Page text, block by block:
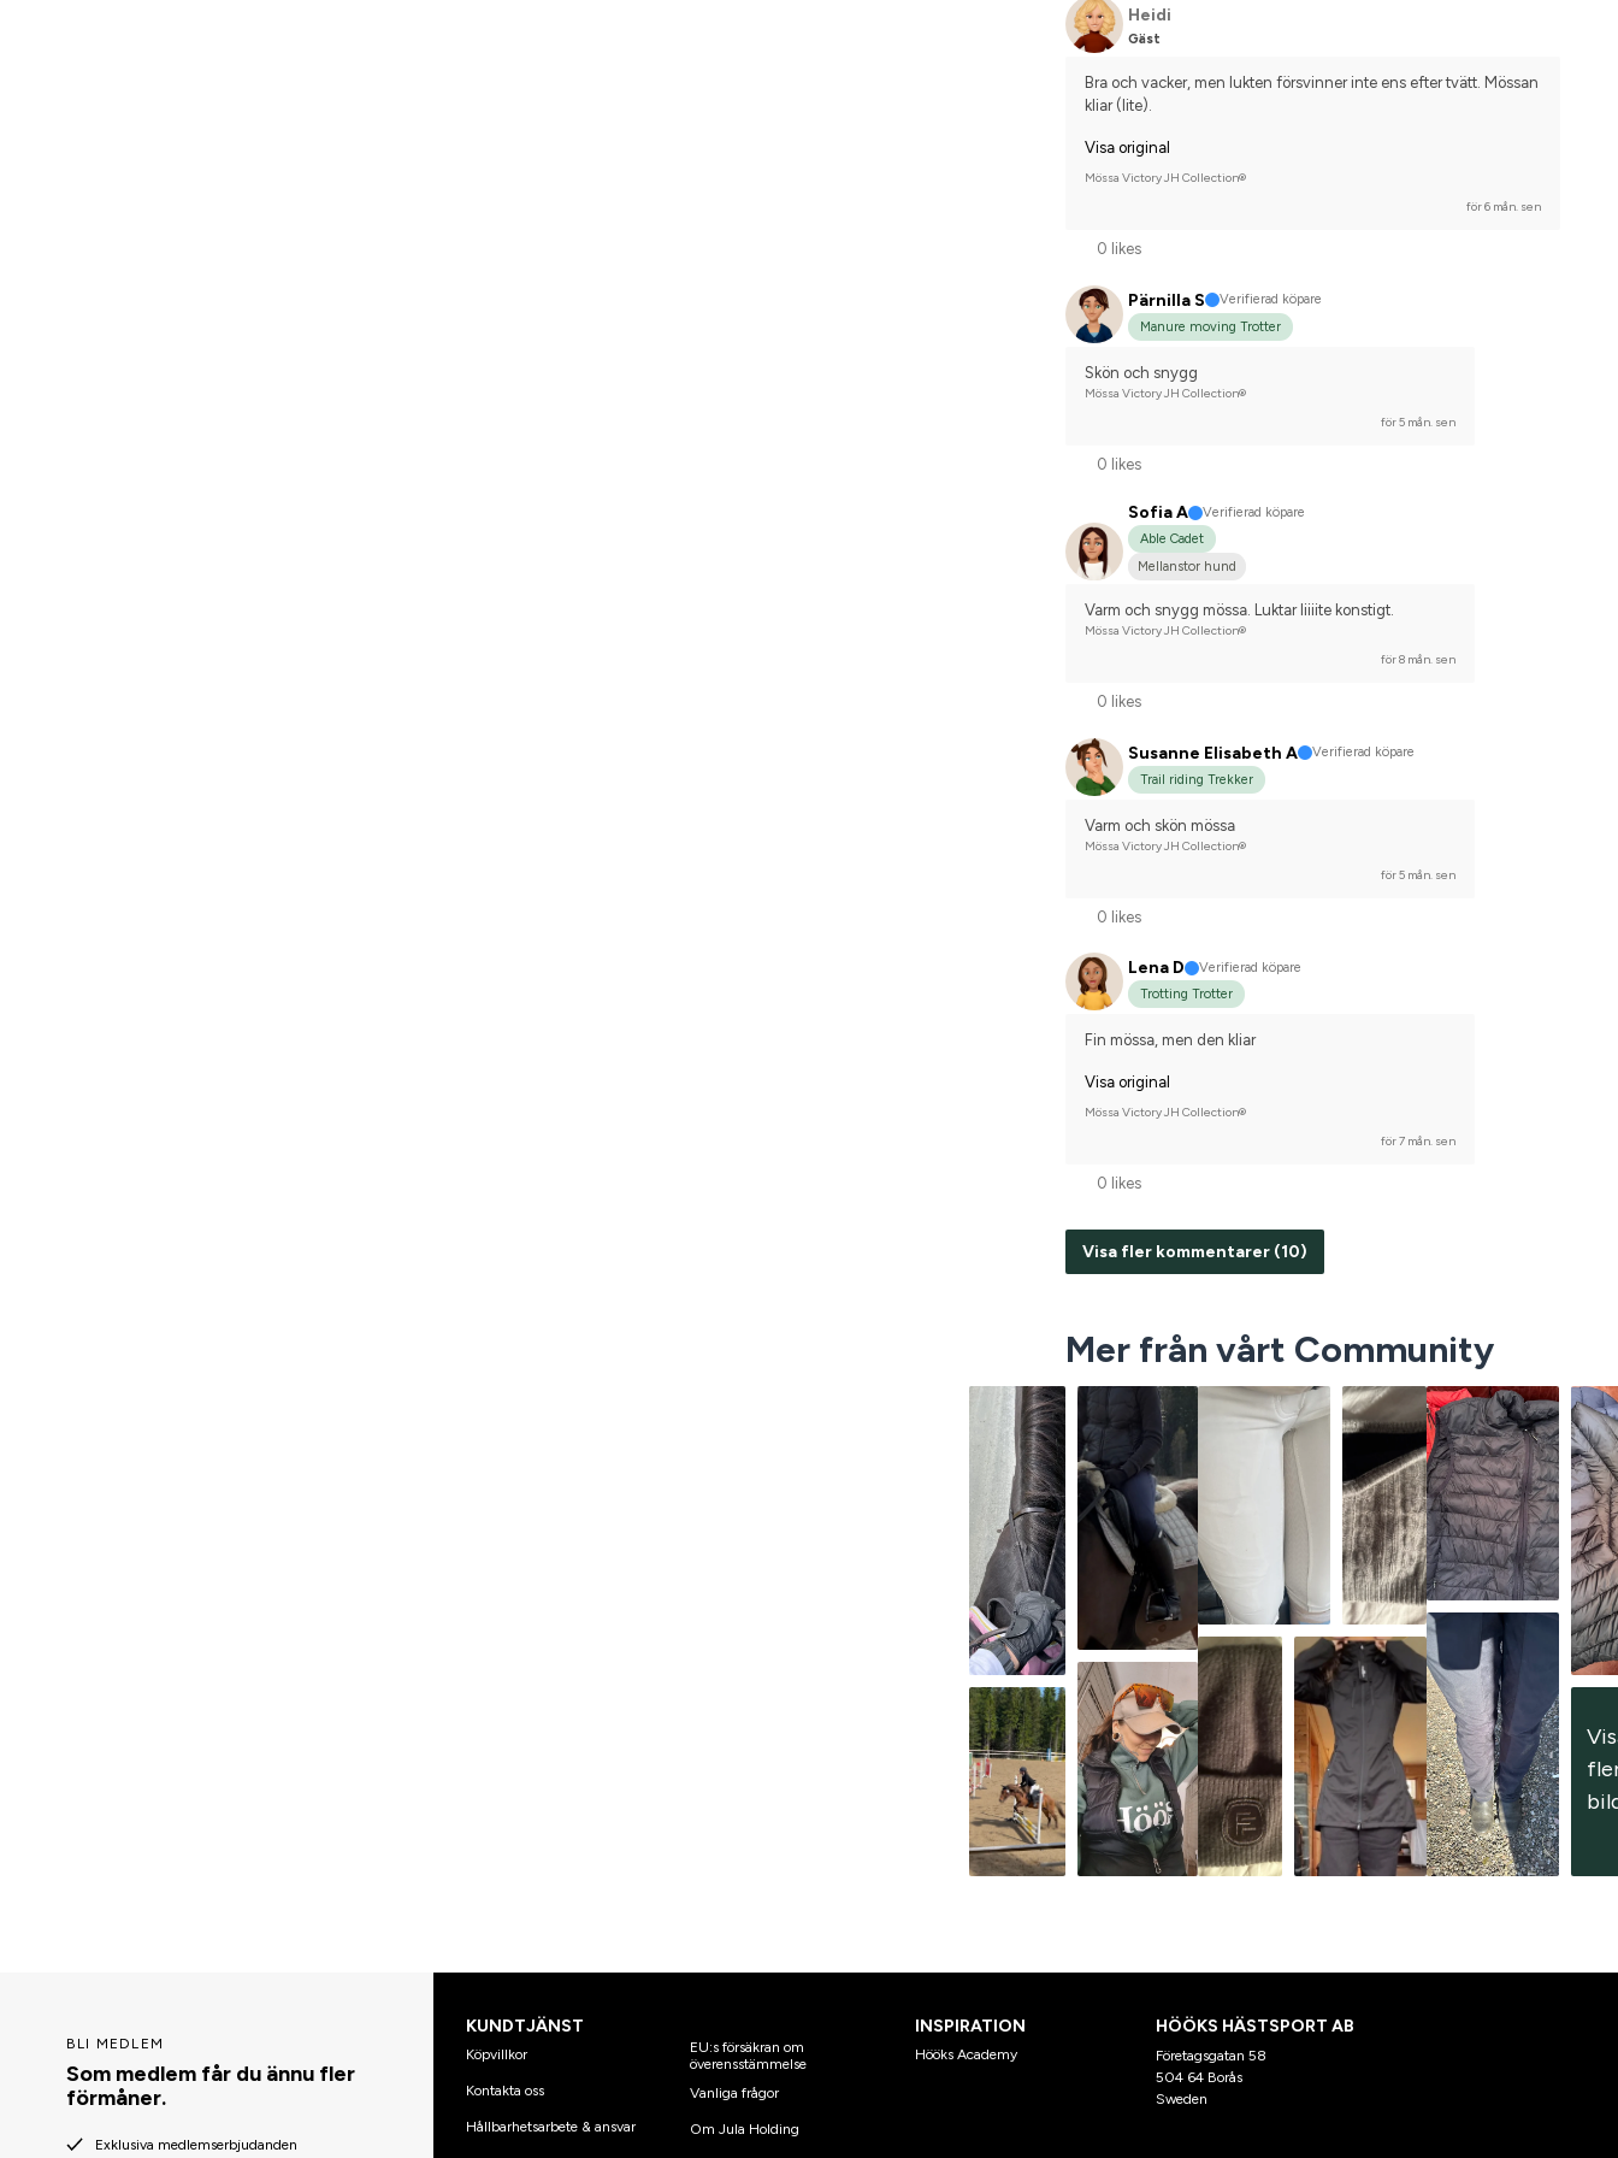
Heidi
Gäst
Bra och vacker, men lukten försvinner inte ens efter tvätt. Mössan
kliar (lite).
Visa original
Mössa Victory JH Collection®
för 6 mån. sen
0 likes
Pärnilla S
Verifierad köpare
Manure moving Trotter
Skön och snygg
Mössa Victory JH Collection®
för 5 mån. sen
0 likes
Sofia A
Verifierad köpare
Able Cadet
Mellanstor hund
Varm och snygg mössa. Luktar liiiite konstigt.
Mössa Victory JH Collection®
för 8 mån. sen
0 likes
Susanne Elisabeth A
Verifierad köpare
Trail riding Trekker
Varm och skön mössa
Mössa Victory JH Collection®
för 5 mån. sen
0 likes
Lena D
Verifierad köpare
Trotting Trotter
Fin mössa, men den kliar
Visa original
Mössa Victory JH Collection®
för 7 mån. sen
0 likes
Visa fler kommentarer (10)
Mer från vårt Community
BLI MEDLEM
Som medlem får du ännu fler
förmåner.
Exklusiva medlemserbjudanden
KUNDTJÄNST
Köpvillkor
Kontakta oss
Hållbarhetsarbete & ansvar
EU:s försäkran om
överensstämmelse
Vanliga frågor
Om Jula Holding
INSPIRATION
Hööks Academy
HÖÖKS HÄSTSPORT AB
Företagsgatan 58
504 64 Borås
Sweden